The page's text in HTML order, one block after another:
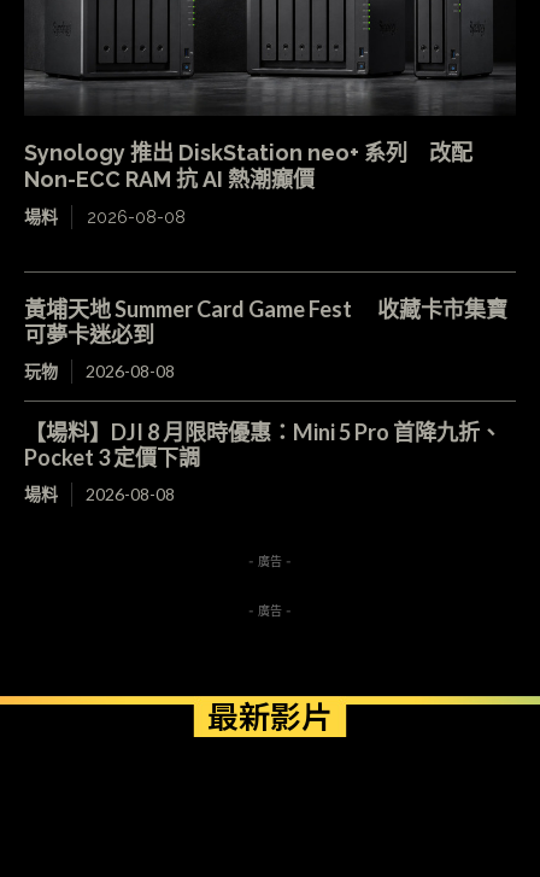
Synology 推出 DiskStation neo+ 系列 改配
Non-ECC RAM 抗 AI 熱潮癲價
場料 2026-08-08
黃埔天地 Summer Card Game Fest 收藏卡市集寶
可夢卡迷必到
玩物 2026-08-08
【場料】DJI 8 月限時優惠：Mini 5 Pro 首降九折、
Pocket 3 定價下調
場料 2026-08-08
- 廣告 -
- 廣告 -
最新影片